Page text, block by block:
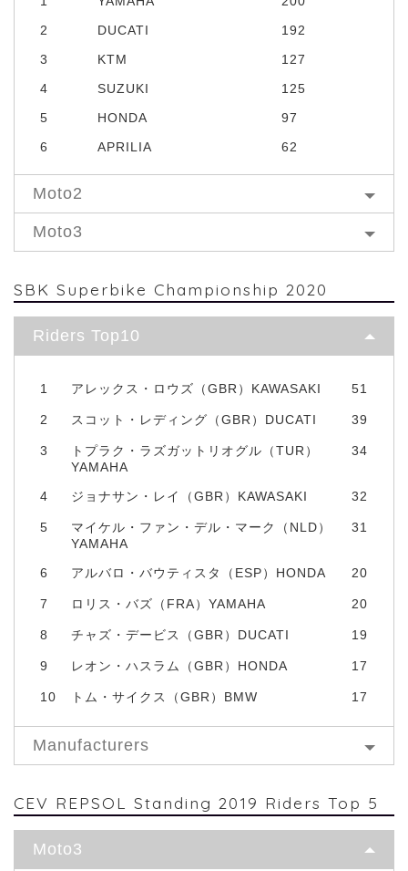
2
DUCATI
192
3
KTM
127
4
SUZUKI
125
5
HONDA
97
6
APRILIA 62
Moto2
Moto3
SBK Superbike Championship 2020
Riders Top10
1 アレックス・ロウズ（GBR）KAWASAKI 51
2 スコット・レディング（GBR）DUCATI 39
3
トプラク・ラズガットリオグル（TUR）
YAMAHA
34
4 ジョナサン・レイ（GBR）KAWASAKI 32
5
マイケル・ファン・デル・マーク（NLD）
YAMAHA
31
6 アルバロ・バウティスタ（ESP）HONDA 20
7 ロリス・バズ（FRA）YAMAHA 20
8 チャズ・デービス（GBR）DUCATI 19
9 レオン・ハスラム（GBR）HONDA 17
10 トム・サイクス（GBR）BMW 17
Manufacturers
CEV REPSOL Standing 2019 Riders Top 5
Moto3